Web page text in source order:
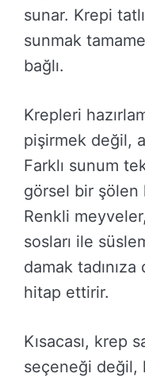
sunar. Krepi
sunmak
bağlı.
Krepleri
pişirmek değil,
Farklı sunum
görsel bir
Renkli
sosları ile
damak
hitap ettirir.
Kısacası, krep
seçeneği